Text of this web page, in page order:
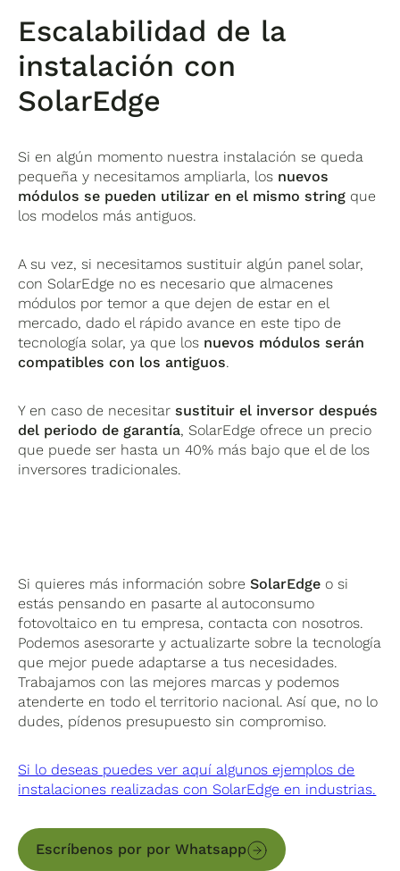
Escalabilidad de la
instalación con
SolarEdge
Si en algún momento nuestra instalación se queda
pequeña y necesitamos ampliarla, los nuevos
módulos se pueden utilizar en el mismo string que
los modelos más antiguos.
A su vez, si necesitamos sustituir algún panel solar,
con SolarEdge no es necesario que almacenes
módulos por temor a que dejen de estar en el
mercado, dado el rápido avance en este tipo de
tecnología solar, ya que los nuevos módulos serán
compatibles con los antiguos.
Y en caso de necesitarsustituir el inversor después
del periodo de garantía, SolarEdge ofrece un precio
que puede ser hasta un 40% más bajo que el de los
inversores tradicionales.
Si quieres más información sobreSolarEdge o si
estás pensando en pasarte al autoconsumo
fotovoltaico en tu empresa, contacta con nosotros.
Podemos asesorarte y actualizarte sobre la tecnología
que mejor puede adaptarse a tus necesidades.
Trabajamos con las mejores marcas y podemos
atenderte en todo el territorio nacional. Así que, no lo
dudes, pídenos presupuesto sin compromiso.
Si lo deseas puedes ver aquí algunos ejemplos de
instalaciones realizadas con SolarEdge en industrias.
Escríbenos por por Whatsapp